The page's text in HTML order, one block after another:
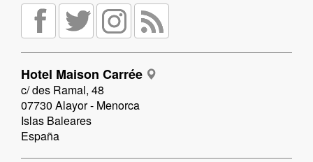
Hotel Maison Carrée
c/ des Ramal, 48
07730 Alayor - Menorca
Islas Baleares
España